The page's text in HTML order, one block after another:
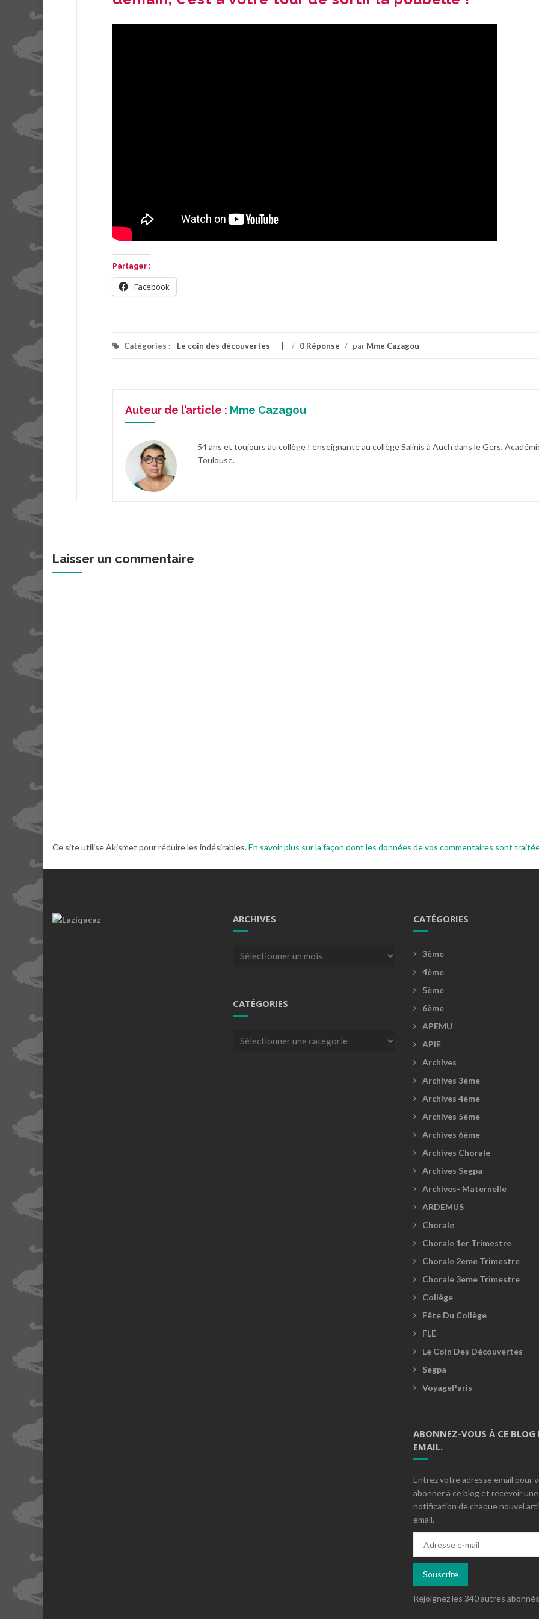
Partager :
Facebook
Catégories : Le coin des découvertes / 0 Réponse / par Mme Cazagou
Auteur de l’article : Mme Cazagou
54 ans et toujours au collège ! enseignante au collège Salinis à Auch dans le Gers,
Toulouse.
Laisser un commentaire
Ce site utilise Akismet pour réduire les indésirables.En savoir plus sur la façon dont les données de vos commentaires sont
ARCHIVES
Archives
CATÉGORIES
Catégories
CATÉGORIES
3ème
4ème
5ème
6ème
APEMU
APIE
Archives
Archives 3ème
Archives 4ème
Archives 5ème
Archives 6ème
Archives Chorale
Archives Segpa
Archives- Maternelle
ARDEMUS
Chorale
Chorale 1er Trimestre
Chorale 2eme Trimestre
Chorale 3eme Trimestre
Collège
Fête Du Collège
FLE
Le Coin Des Découvertes
Segpa
VoyageParis
ABONNEZ-VOUS À CE BLOG
EMAIL.
Entrez votre adresse email pour
abonner à ce blog et recevoir une
notification de chaque nouvel
email.
mail
Souscrire
Rejoignez les 340 autres abonnés